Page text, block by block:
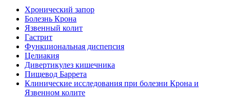
Хронический запор
Болезнь Крона
Язвенный колит
Гастрит
Функциональная диспепсия
Целиакия
Дивертикулез кишечника
Пищевод Баррета
Клинические исследования при болезни Крона и
Язвенном колите